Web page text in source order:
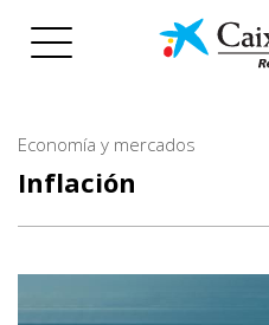
Economía y mercados
Inflación